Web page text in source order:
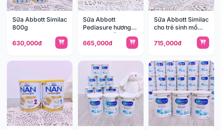
Sữa Abbott Similac
800g
630,000đ
Sữa Abbott
Pediasure hương
vani 800g (1-10
tuổi)
665,000đ
Sữa Abbott Similac
cho trẻ sinh mổ
715,000đ